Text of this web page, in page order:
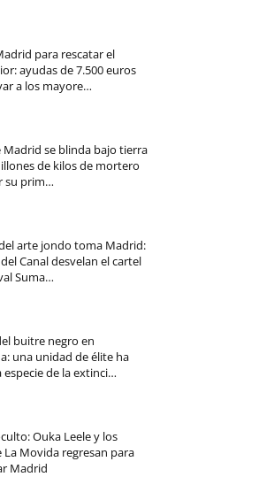
para rescatar el
ayudas de 7.500 euros
a los mayore…
Madrid se blinda bajo tierra
de kilos de mortero
su prim…
arte jondo toma Madrid:
Canal desvelan el cartel
Suma…
buitre negro en
una unidad de élite ha
especie de la extinci…
Ouka Leele y los
La Movida regresan para
Madrid